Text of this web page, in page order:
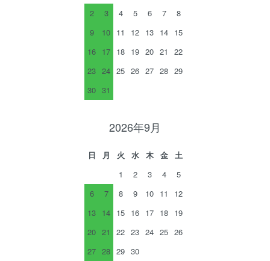
2
3 4 5 6 7
8
9
10 11 12 13 14 15
16 17 18 19 20 21
22
23 24 25 26 27 28 29
30 31
2026年9月
日 月 火 水 木 金
土
1
2 3 4
5
6
7 8 9 10 11
12
13 14 15 16 17 18 19
20 21 22 23 24 25 26
27 28 29 30